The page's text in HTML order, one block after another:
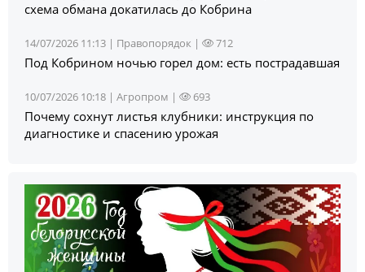
схема обмана докатилась до Кобрина
14/07/2026 11:13 | Правопорядок | 712
Под Кобрином ночью горел дом: есть пострадавшая
10/07/2026 10:18 | Агропром | 693
Почему сохнут листья клубники: инструкция по
диагностике и спасению урожая